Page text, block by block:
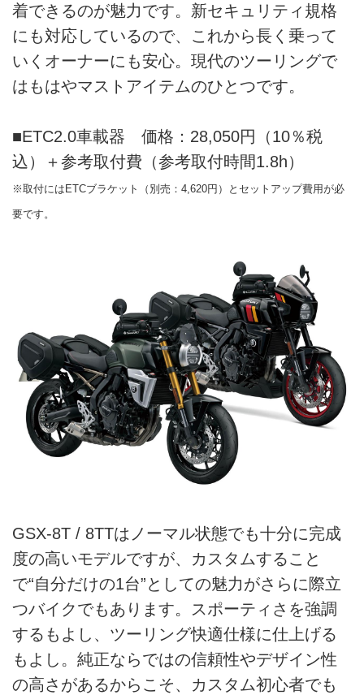
着できるのが魅力です。新セキュリティ規格
にも対応しているので、これから長く乗って
いくオーナーにも安心。現代のツーリングで
はもはやマストアイテムのひとつです。
■ETC2.0車載器 価格：28,050円（10％税
込）＋参考取付費（参考取付時間1.8h）
※取付にはETCブラケット（別売：4,620円）とセットアップ費用が必
要です。
GSX-8T / 8TTはノーマル状態でも十分に完成
度の高いモデルですが、カスタムすること
で“自分だけの1台”としての魅力がさらに際立
つバイクでもあります。スポーティさを強調
するもよし、ツーリング快適仕様に仕上げる
もよし。純正ならではの信頼性やデザイン性
の高さがあるからこそ、カスタム初心者でも